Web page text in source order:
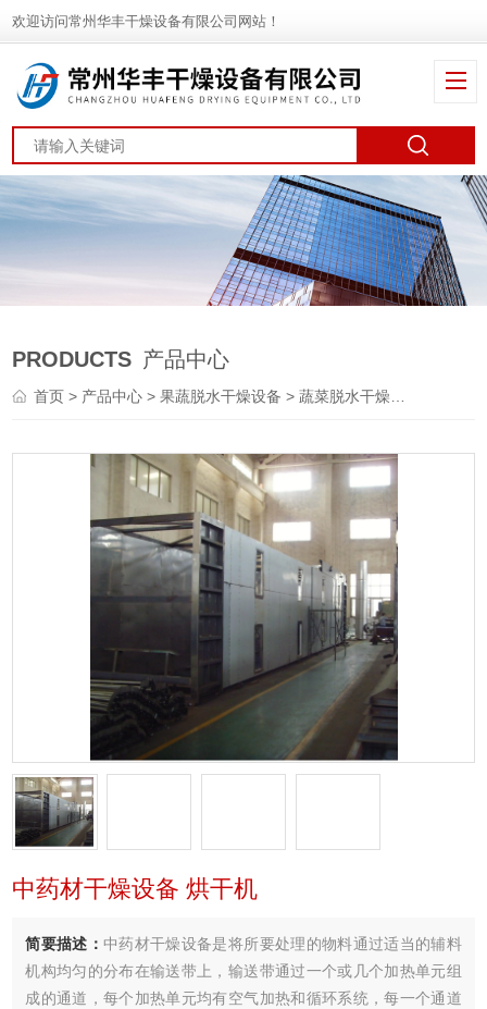
欢迎访问常州华丰干燥设备有限公司网站！
PRODUCTS 产品中心
首页> 产品中心 >果蔬脱水干燥设备 >蔬菜脱水干燥机
中药材干燥设备 烘干机
简要描述： 中药材干燥设备是将所要处理的物料通过适当的辅料
机构均匀的分布在输送带上，输送带通过一个或几个加热单元组
成的通道，每个加热单元均有空气加热和循环系统，每一个通道